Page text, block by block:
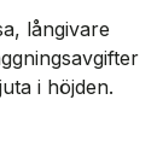
långivare
i höjden.